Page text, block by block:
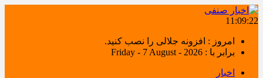
11:09:22
امروز : افزونه جلالی را نصب کنید.
برابر با : Friday - 7 August - 2026
اخبار